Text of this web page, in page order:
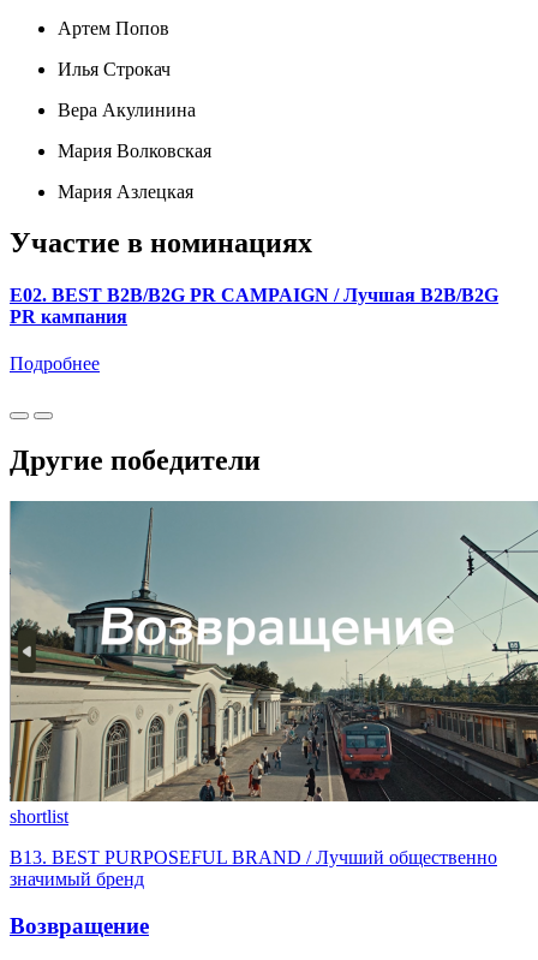
Артем Попов
Илья Строкач
Вера Акулинина
Мария Волковская
Мария Азлецкая
Участие в номинациях
E02. BEST B2B/B2G PR CAMPAIGN / Лучшая B2B/B2G
PR кампания
Подробнее
Другие победители
shortlist
B13. BEST PURPOSEFUL BRAND / Лучший общественно
значимый бренд
Возвращение